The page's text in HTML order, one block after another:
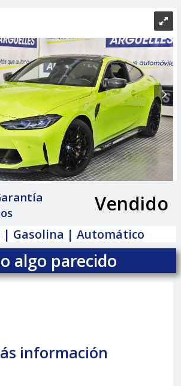
Vendido
| Gasolina | Automático
algo parecido
información